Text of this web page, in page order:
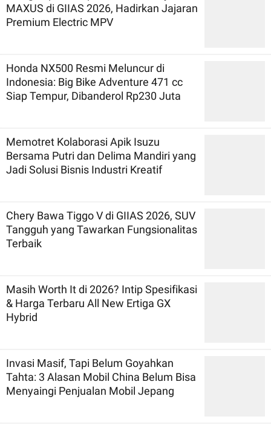
MAXUS di GIIAS 2026, Hadirkan Jajaran
Premium Electric MPV
Honda NX500 Resmi Meluncur di
Indonesia: Big Bike Adventure 471 cc
Siap Tempur, Dibanderol Rp230 Juta
Memotret Kolaborasi Apik Isuzu
Bersama Putri dan Delima Mandiri yang
Jadi Solusi Bisnis Industri Kreatif
Chery Bawa Tiggo V di GIIAS 2026, SUV
Tangguh yang Tawarkan Fungsionalitas
Terbaik
Masih Worth It di 2026? Intip Spesifikasi
& Harga Terbaru All New Ertiga GX
Hybrid
Invasi Masif, Tapi Belum Goyahkan
Tahta: 3 Alasan Mobil China Belum Bisa
Menyaingi Penjualan Mobil Jepang